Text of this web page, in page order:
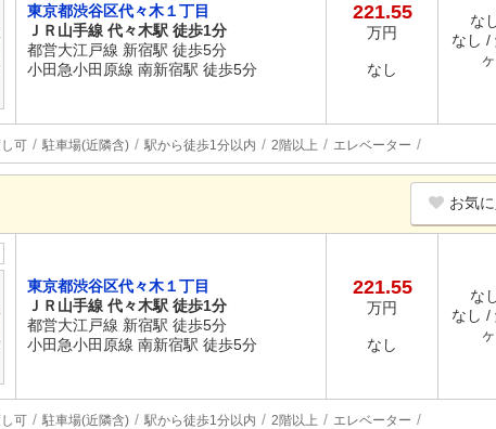
東京都渋谷区代々木１丁目
ＪＲ山手線 代々木駅 徒歩1分
都営大江戸線 新宿駅 徒歩5分
小田急小田原線 南新宿駅 徒歩5分
221.55
万円
なし
な
なし /
可 駐車場(近隣含) 駅から徒歩1分以内 2階以上 エレベーター
お気
東京都渋谷区代々木１丁目
ＪＲ山手線 代々木駅 徒歩1分
都営大江戸線 新宿駅 徒歩5分
小田急小田原線 南新宿駅 徒歩5分
221.55
万円
なし
な
なし /
可 駐車場(近隣含) 駅から徒歩1分以内 2階以上 エレベーター